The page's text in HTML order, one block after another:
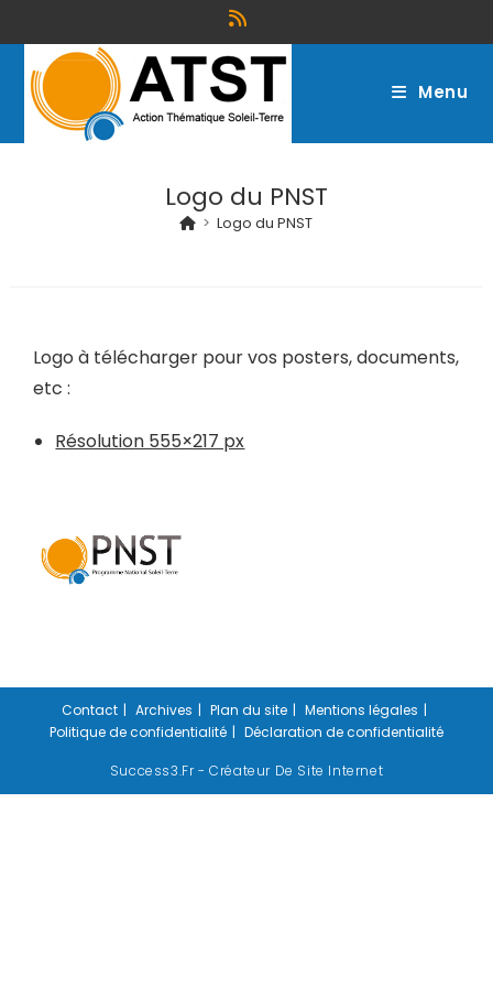
Menu
Logo du PNST
> Logo du PNST
Logo à télécharger pour vos posters, documents,
etc :
Résolution 555×217 px
Contact Archives Plan du site
Mentions légales
Politique de confidentialité
Déclaration de confidentialité
Success3.fr - Créateur De Site Internet